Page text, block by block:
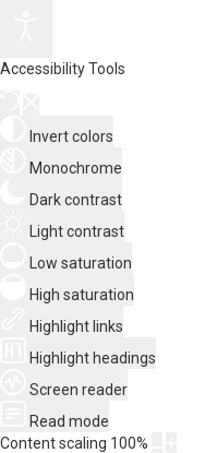
Accessibility Tools
Invert colors
Monochrome
Dark contrast
Light contrast
Low saturation
High saturation
Highlight links
Highlight headings
Screen reader
Read mode
Content scaling 100%